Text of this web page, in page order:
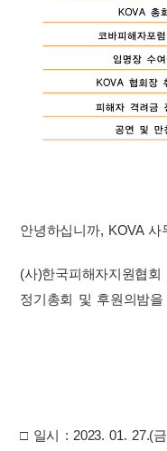
안녕하십니까, KOVA
(사)한국피해자지원협
정기총회 및 후원의밤
□ 일시 : 2023. 01. 27.(